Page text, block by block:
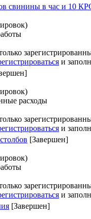
свинины в час и 10
и
расходы
и
[Завершен]
и
[Завершен]